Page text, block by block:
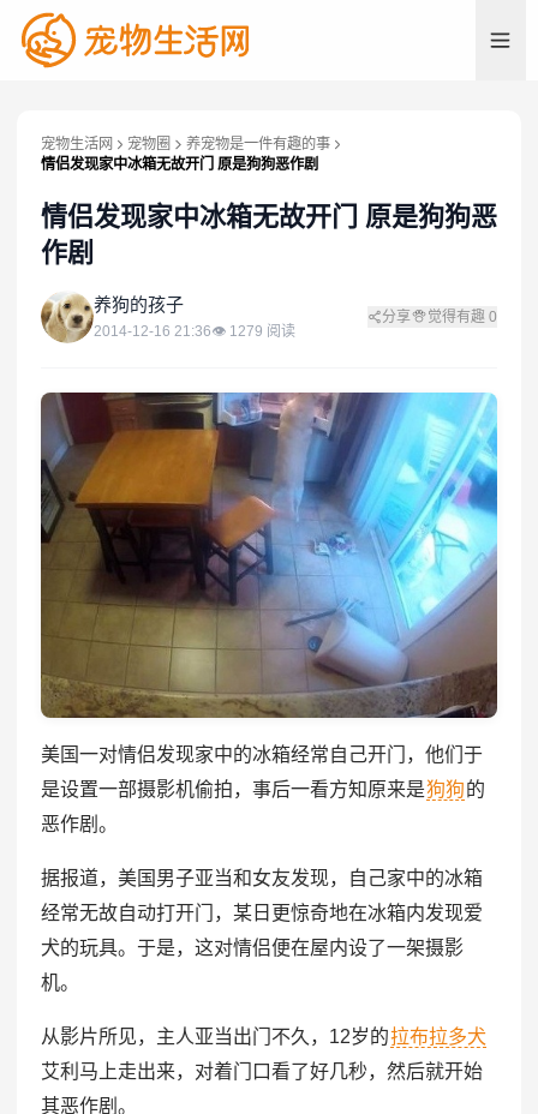
宠物生活网 宠物圈
养宠物是一件有趣的事
情侣发现家中冰箱无故开门 原是狗狗恶作剧
情侣发现家中冰箱无故开门 原是狗狗恶
作剧
养 养狗的孩子
2014-12-16 21:36👁 1279 阅读
分享 觉得有趣 0
美国一对情侣发现家中的冰箱经常自己开门，他们于
是设置一部摄影机偷拍，事后一看方知原来是狗狗的
恶作剧。
据报道，美国男子亚当和女友发现，自己家中的冰箱
经常无故自动打开门，某日更惊奇地在冰箱内发现爱
犬的玩具。于是，这对情侣便在屋内设了一架摄影
机。
从影片所见，主人亚当出门不久，12岁的拉布拉多犬
艾利马上走出来，对着门口看了好几秒，然后就开始
其恶作剧。